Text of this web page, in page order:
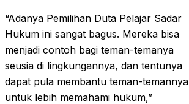
“Adanya Pemilihan Duta Pelajar Sadar
Hukum ini sangat bagus. Mereka bisa
menjadi contoh bagi teman-temanya
seusia di lingkungannya, dan tentunya
dapat pula membantu teman-temannya
untuk lebih memahami hukum,”